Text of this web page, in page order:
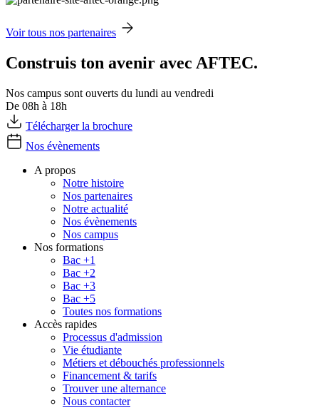
Voir tous nos partenaires
Construis ton avenir avec AFTEC.
Nos campus sont ouverts du lundi au vendredi
De 08h à 18h
Télécharger la brochure
Nos évènements
A propos
Notre histoire
Nos partenaires
Notre actualité
Nos évènements
Nos campus
Nos formations
Bac +1
Bac +2
Bac +3
Bac +5
Toutes nos formations
Accès rapides
Processus d'admission
Vie étudiante
Métiers et débouchés professionnels
Financement & tarifs
Trouver une alternance
Nous contacter